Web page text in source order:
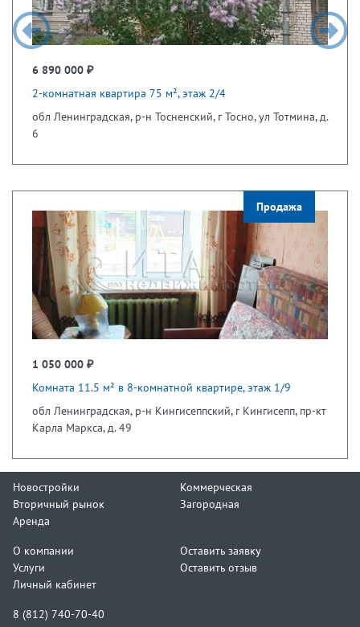
6 890 000 ₽
2-комнатная квартира 75 м², этаж 2/4
обл Ленинградская, р-н Тосненский, г Тосно, ул Тотмина, д.
6
Продажа
1 050 000 ₽
Комната 11.5 м² в 8-комнатной квартире, этаж 1/9
обл Ленинградская, р-н Кингисеппский, г Кингисепп, пр-кт
Карла Маркса, д. 49
Новостройки
Вторичный рынок
Аренда
Коммерческая
Загородная
О компании
Услуги
Личный кабинет
Оставить заявку
Оставить отзыв
8 (812) 740-70-40